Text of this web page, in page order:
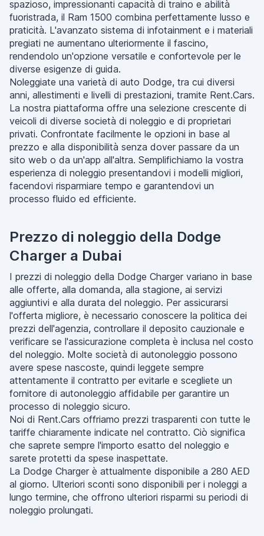
spazioso, impressionanti capacità di traino e abilità
fuoristrada, il Ram 1500 combina perfettamente lusso e
praticità. L'avanzato sistema di infotainment e i materiali
pregiati ne aumentano ulteriormente il fascino,
rendendolo un'opzione versatile e confortevole per le
diverse esigenze di guida.
Noleggiate una varietà di auto Dodge, tra cui diversi
anni, allestimenti e livelli di prestazioni, tramite Rent.Cars.
La nostra piattaforma offre una selezione crescente di
veicoli di diverse società di noleggio e di proprietari
privati. Confrontate facilmente le opzioni in base al
prezzo e alla disponibilità senza dover passare da un
sito web o da un'app all'altra. Semplifichiamo la vostra
esperienza di noleggio presentandovi i modelli migliori,
facendovi risparmiare tempo e garantendovi un
processo fluido ed efficiente.
Prezzo di noleggio della Dodge
Charger a Dubai
I prezzi di noleggio della Dodge Charger variano in base
alle offerte, alla domanda, alla stagione, ai servizi
aggiuntivi e alla durata del noleggio. Per assicurarsi
l'offerta migliore, è necessario conoscere la politica dei
prezzi dell'agenzia, controllare il deposito cauzionale e
verificare se l'assicurazione completa è inclusa nel costo
del noleggio. Molte società di autonoleggio possono
avere spese nascoste, quindi leggete sempre
attentamente il contratto per evitarle e scegliete un
fornitore di autonoleggio affidabile per garantire un
processo di noleggio sicuro.
Noi di Rent.Cars offriamo prezzi trasparenti con tutte le
tariffe chiaramente indicate nel contratto. Ciò significa
che saprete sempre l'importo esatto del noleggio e
sarete protetti da spese inaspettate.
La Dodge Charger è attualmente disponibile a 280 AED
al giorno. Ulteriori sconti sono disponibili per i noleggi a
lungo termine, che offrono ulteriori risparmi su periodi di
noleggio prolungati.